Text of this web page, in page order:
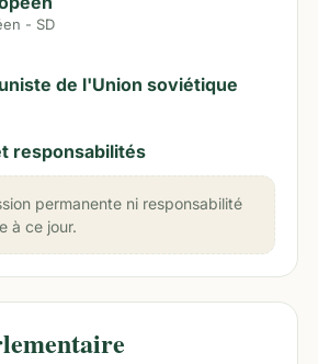
- SD
de l'Union soviétique
responsabilités
permanente ni responsabilité
à ce jour.